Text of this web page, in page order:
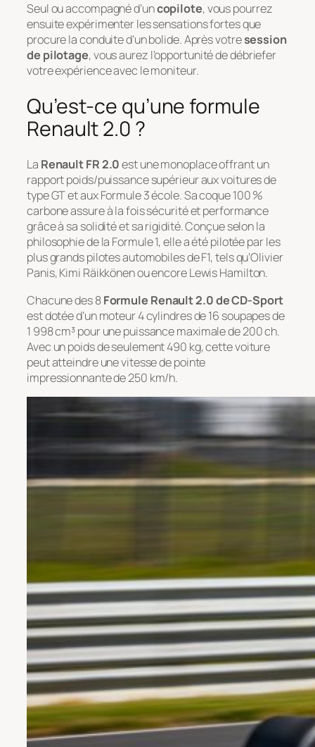
Seul ou accompagné d’uncopilote, vous pourrez
ensuite expérimenter les sensations fortes que
procure la conduite d’un bolide. Après votresession
de pilotage, vous aurez l’opportunité de débriefer
votre expérience avec le moniteur.
Qu’est-ce qu’une formule
Renault 2.0 ?
La Renault FR 2.0est une monoplace offrant un
rapport poids/puissance supérieur aux voitures de
type GT et aux Formule 3 école. Sa coque 100 %
carbone assure à la fois sécurité et performance
grâce à sa solidité et sa rigidité. Conçue selon la
philosophie de la Formule 1, elle a été pilotée par les
plus grands pilotes automobiles de F1, tels qu’Olivier
Panis, Kimi Räikkönen ou encore Lewis Hamilton.
Chacune des 8Formule Renault 2.0 de CD-Sport
est dotée d’un moteur 4 cylindres de 16 soupapes de
1 998 cm³ pour une puissance maximale de 200 ch.
Avec un poids de seulement 490 kg, cette voiture
peut atteindre une vitesse de pointe
impressionnante de 250 km/h.